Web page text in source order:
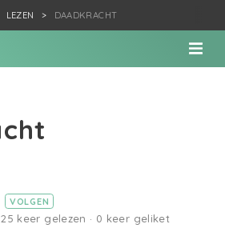
LEZEN DAADKRACHT
VOLGEN
25 keer gelezen · 0 keer geliket